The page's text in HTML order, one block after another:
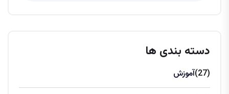
دسته بندی ها
آموزش (27)